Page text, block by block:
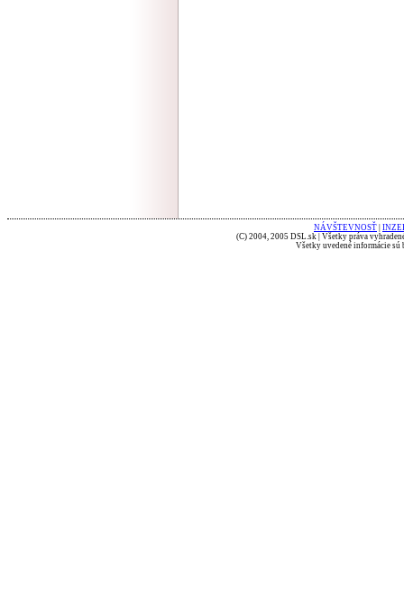
NÁVŠTEVNOSŤ
(C) 2004, 2005 DSL.sk | Všetky práva
Všetky uvedené informácie sú